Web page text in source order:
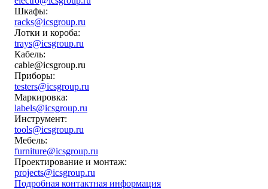
Шкафы:
racks@icsgroup.ru
Лотки и короба:
trays@icsgroup.ru
Кабель:
cable@icsgroup.ru
Приборы:
testers@icsgroup.ru
Маркировка:
labels@icsgroup.ru
Инструмент:
tools@icsgroup.ru
Мебель:
furniture@icsgroup.ru
Проектирование и монтаж:
projects@icsgroup.ru
Подробная контактная информация